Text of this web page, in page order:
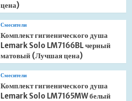
цена)
Смесители
Комплект гигиенического душа
Lemark Solo LM7166BL черный
матовый (Лучшая цена)
Смесители
Комплект гигиенического душа
Lemark Solo LM7165MW белый